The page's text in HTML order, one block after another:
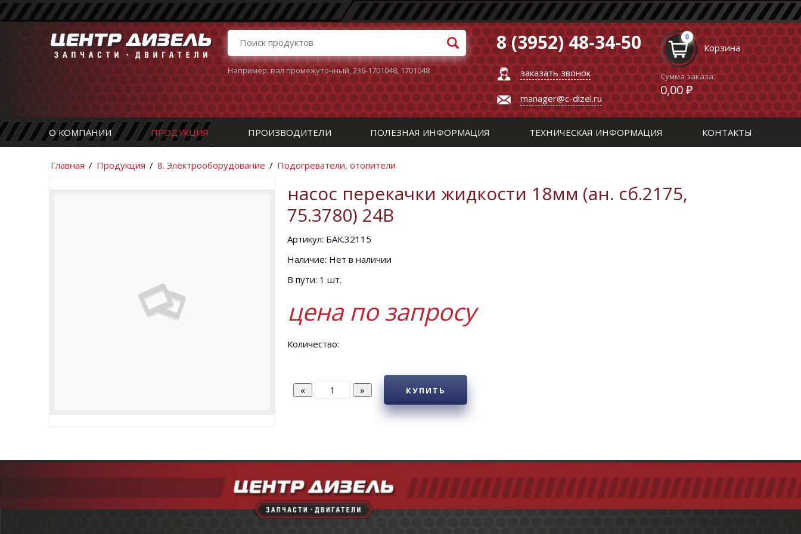
Например:вал промежуточный,236-1701048,1701048
8 (3952) 48-34-50
заказать звонок
manager@c-dizel.ru
0
Корзина
Сумма заказа:
0,00 ₽
О КОМПАНИИ ПРОДУКЦИЯ ПРОИЗВОДИТЕЛИ ПОЛЕЗНАЯ ИНФОРМАЦИЯ ТЕХНИЧЕСКАЯ ИНФОРМАЦИЯ КОНТАКТЫ
Главная / Продукция / 8. Электрооборудование / Подогреватели, отопители
насос перекачки жидкости 18мм (ан. сб.2175,
75.3780) 24В
Артикул: БАК.32115
Наличие: Нет в наличии
В пути: 1 шт.
цена по запросу
Количество:
КУПИТЬ